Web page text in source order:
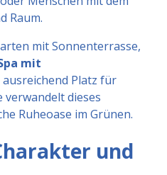
Raum.
mit Sonnenterrasse,
mit
ausreichend Platz für
dieses
Ruheoase im Grünen.
und